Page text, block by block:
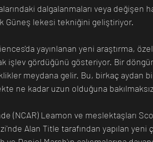
dalgalanmaları veya değişen
Güneş lekesi tekniğini geliştiriyor.
yayınlanan yeni araştırma,
işlev gördüğünü gösteriyor. Bir
meydana gelir. Bu, birkaç aydan
ne kadar uzun olduğuna
(NCAR) Leamon ve meslektaşları
Alan Title tarafından yapılan yeni